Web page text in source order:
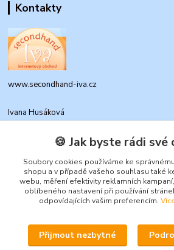
Kontakty
www.secondhand-iva.cz
Ivana Husáková
+420 315 695 684
(Po-Pá, 9-17 hod.)
info@secondhand-iva.cz
Upravit sběr cookies.
🍪 Jak byste rádi své
Soubory cookies používáme ke
shopu a v případě vašeho souhlasu také
webu, měření efektivity reklamních
oblíbeného nastavení při používání
odpovídajících vašim preferencím.
Přijmout nezbytné